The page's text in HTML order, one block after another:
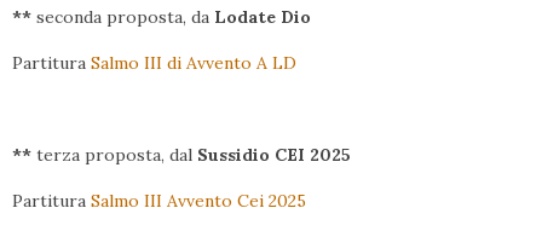
** seconda proposta, da Lodate Dio
Partitura Salmo III di Avvento A LD
** terza proposta, dal Sussidio CEI 2025
Partitura Salmo III Avvento Cei 2025